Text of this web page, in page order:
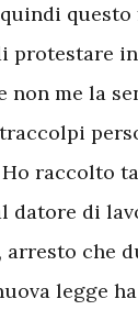
questo
protestare in
non me la
raccolto
datore di
che
legge